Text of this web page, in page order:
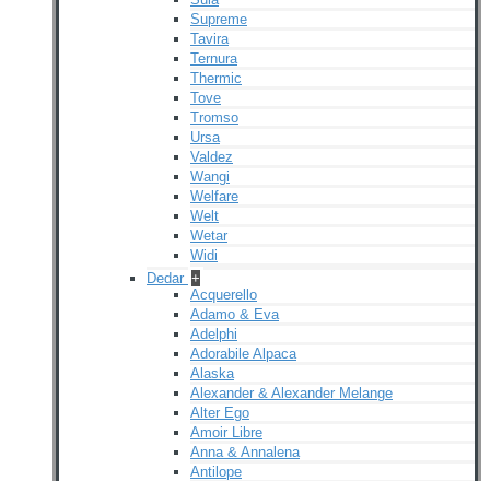
Supreme
Tavira
Ternura
Thermic
Tove
Tromso
Ursa
Valdez
Wangi
Welfare
Welt
Wetar
Widi
Dedar +
Acquerello
Adamo & Eva
Adelphi
Adorabile Alpaca
Alaska
Alexander & Alexander Melange
Alter Ego
Amoir Libre
Anna & Annalena
Antilope